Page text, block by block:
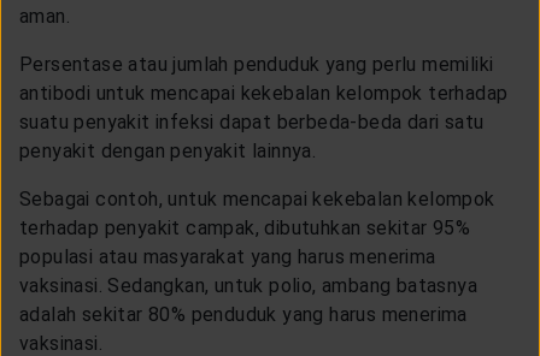
aman.
Persentase atau jumlah penduduk yang perlu memiliki
antibodi untuk mencapai kekebalan kelompok terhadap
suatu penyakit infeksi dapat berbeda-beda dari satu
penyakit dengan penyakit lainnya.
Sebagai contoh, untuk mencapai kekebalan kelompok
terhadap penyakit campak, dibutuhkan sekitar 95%
populasi atau masyarakat yang harus menerima
vaksinasi. Sedangkan, untuk polio, ambang batasnya
adalah sekitar 80% penduduk yang harus menerima
vaksinasi.